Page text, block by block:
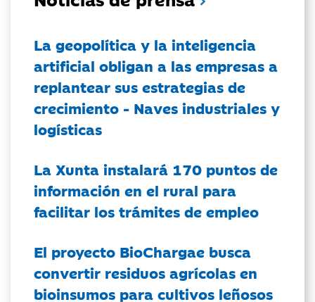
La geopolítica y la inteligencia
artificial obligan a las empresas a
replantear sus estrategias de
crecimiento - Naves industriales y
logísticas
La Xunta instalará 170 puntos de
información en el rural para
facilitar los trámites de empleo
El proyecto BioChargae busca
convertir residuos agrícolas en
bioinsumos para cultivos leñosos